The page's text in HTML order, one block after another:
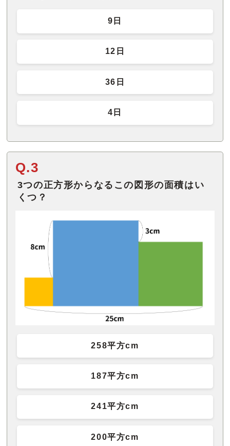
9日
12日
36日
4日
Q.3
3つの正方形からなるこの図形の面積はい
くつ？
258平方cm
187平方cm
241平方cm
200平方cm